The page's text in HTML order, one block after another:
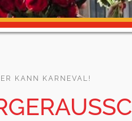
KANN KARNEVAL!